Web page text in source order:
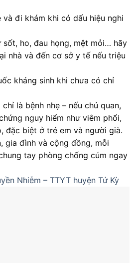
đi khám khi có dấu hiệu nghi
sốt, ho, đau họng, mệt mỏi… hãy
nhà và đến cơ sở y tế nếu triệu
kháng sinh khi chưa có chỉ
là bệnh nhẹ – nếu chủ quan,
nguy hiểm như viêm phổi,
đặc biệt ở trẻ em và người già.
gia đình và cộng đồng, mỗi
tay phòng chống cúm ngay
Nhiễm – TTYT huyện Tứ Kỳ